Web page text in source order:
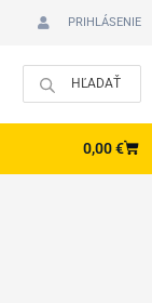
PRIHLÁSENIE
0,00€